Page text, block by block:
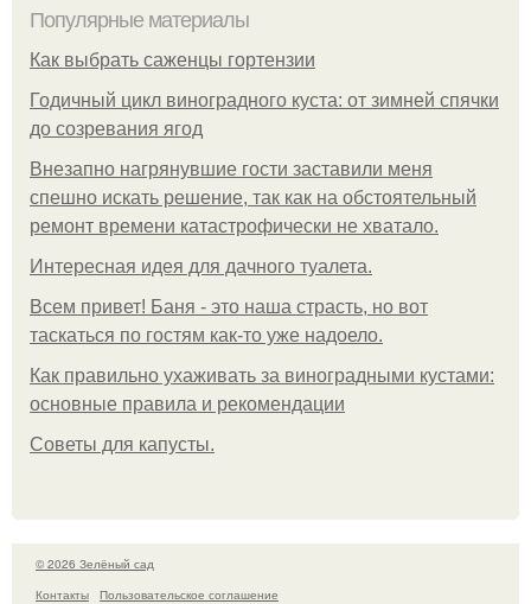
Популярные материалы
Как выбрать саженцы гортензии
Годичный цикл виноградного куста: от зимней спячки
до созревания ягод
Внезапно нагрянувшие гости заставили меня
спешно искать решение, так как на обстоятельный
ремонт времени катастрофически не хватало.
Интересная идея для дачного туалета.
Всем привет! Баня - это наша страсть, но вот
таскаться по гостям как-то уже надоело.
Как правильно ухаживать за виноградными кустами:
основные правила и рекомендации
Советы для капусты.
© 2026 Зелёный сад
Контакты
Пользовательское соглашение